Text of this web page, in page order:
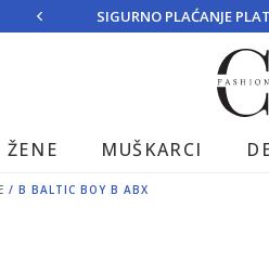
SIGURNO PLAĆANJE
ŽENE MUŠKARCI
B BALTIC BOY B ABX